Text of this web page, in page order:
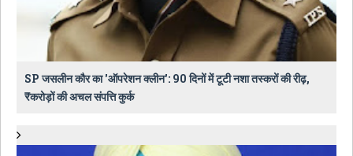
SP जसलीन कौर का 'ऑपरेशन क्लीन': 90 दिनों में टूटी नशा तस्करों की रीढ़,
₹करोड़ों की अचल संपत्ति कुर्क